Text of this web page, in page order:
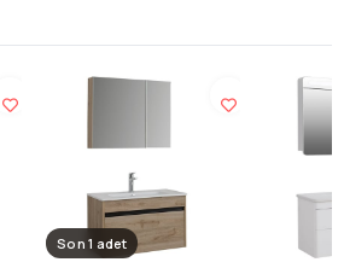
Son 1 adet